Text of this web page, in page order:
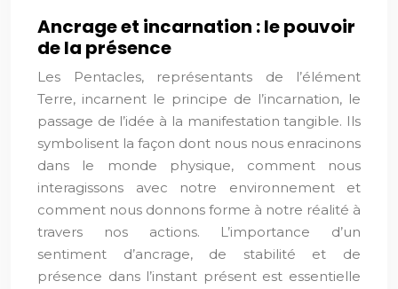
Ancrage et incarnation : le pouvoir
de la présence
Les Pentacles, représentants de l’élément
Terre, incarnent le principe de l’incarnation, le
passage de l’idée à la manifestation tangible. Ils
symbolisent la façon dont nous nous enracinons
dans le monde physique, comment nous
interagissons avec notre environnement et
comment nous donnons forme à notre réalité à
travers nos actions. L’importance d’un
sentiment d’ancrage, de stabilité et de
présence dans l’instant présent est essentielle